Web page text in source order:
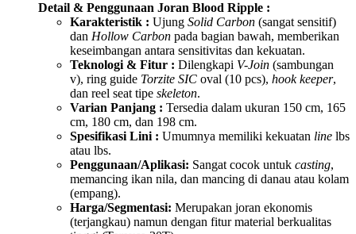
Detail & Penggunaan Joran Blood Ripple :
Karakteristik : Ujung Solid Carbon (sangat sensitif)
dan Hollow Carbon pada bagian bawah, memberikan
keseimbangan antara sensitivitas dan kekuatan.
Teknologi & Fitur : Dilengkapi V-Join (sambungan
v), ring guide Torzite SIC oval (10 pcs), hook keeper,
dan reel seat tipe skeleton.
Varian Panjang : Tersedia dalam ukuran 150 cm, 165
cm, 180 cm, dan 198 cm.
Spesifikasi Lini : Umumnya memiliki kekuatan line lbs
atau lbs.
Penggunaan/Aplikasi: Sangat cocok untuk casting,
memancing ikan nila, dan mancing di danau atau kolam
(empang).
Harga/Segmentasi: Merupakan joran ekonomis
(terjangkau) namun dengan fitur material berkualitas